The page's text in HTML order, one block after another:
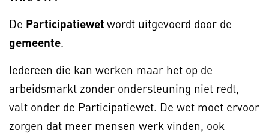
De Participatiewet wordt uitgevoerd door de
gemeente.
Iedereen die kan werken maar het op de
arbeidsmarkt zonder ondersteuning niet redt,
valt onder de Participatiewet. De wet moet ervoor
zorgen dat meer mensen werk vinden, ook